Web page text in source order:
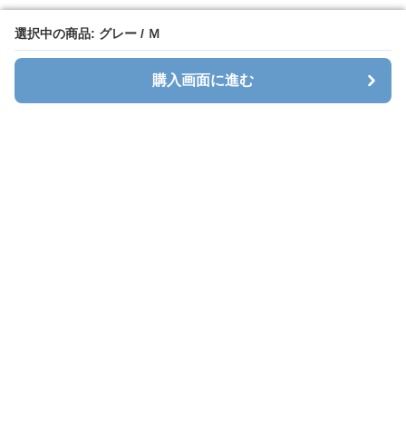
選択中の商品: グレー / Ｍ
購入画面に進む
選択中の商品: グレー / Ｍ
購入画面に進む